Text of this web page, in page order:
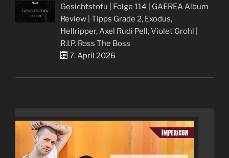
Gesichtstofu | Folge 114 | GAEREA Album
Review | Tipps Grade 2, Exodus,
Hellripper, Axel Rudi Pell, Violet Grohl |
R.I.P. Ross The Boss
7. April 2026